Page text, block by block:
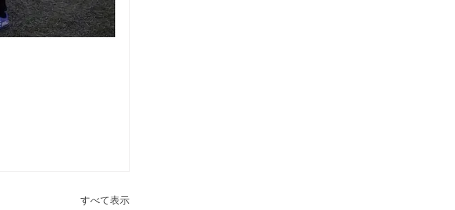
すべて表示